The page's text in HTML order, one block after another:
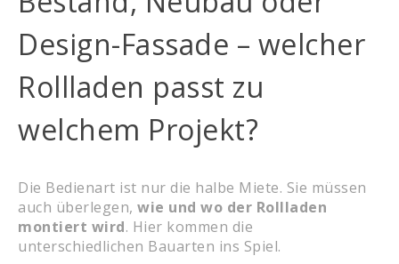
Design-Fassade – welcher
Rollladen passt zu
welchem Projekt?
Die Bedienart ist nur die halbe Miete. Sie müssen
auch überlegen, wie und wo der Rollladen
montiert wird. Hier kommen die
unterschiedlichen Bauarten ins Spiel.